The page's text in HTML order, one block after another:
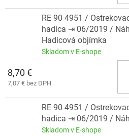
RE 90 4951 /
hadica ⇥ 06/2019 /
Hadicová objímka
Skladom v E-shope
8,70 €
7,07 € bez DPH
RE 90 4951 /
hadica ⇥ 06/2019 /
Skladom v E-shope